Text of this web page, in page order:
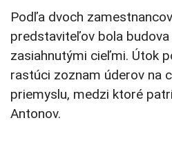
Podľa dvoch
predstaviteľov bola
zasiahnutými cieľmi. Útok
rastúci zoznam úderov na
priemyslu, medzi ktoré
Antonov.